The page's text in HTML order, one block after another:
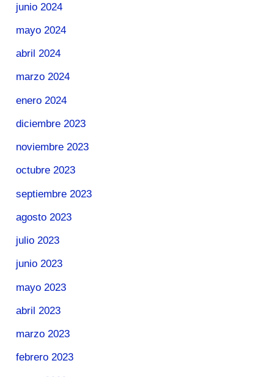
junio 2024
mayo 2024
abril 2024
marzo 2024
enero 2024
diciembre 2023
noviembre 2023
octubre 2023
septiembre 2023
agosto 2023
julio 2023
junio 2023
mayo 2023
abril 2023
marzo 2023
febrero 2023